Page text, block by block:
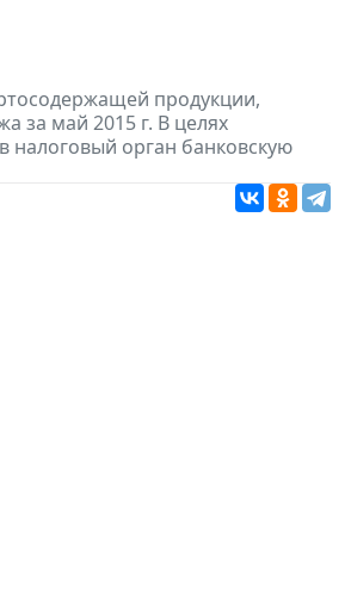
продукции,
за май 2015 г. В целях
в налоговый орган банковскую